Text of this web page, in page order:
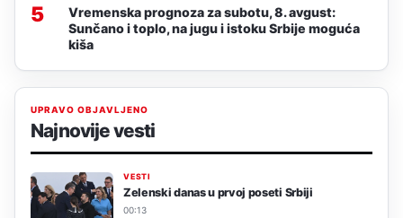
5
Vremenska prognoza za subotu, 8. avgust:
Sunčano i toplo, na jugu i istoku Srbije moguća
kiša
UPRAVO OBJAVLJENO
Najnovije vesti
VESTI
Zelenski danas u prvoj poseti Srbiji
00:13